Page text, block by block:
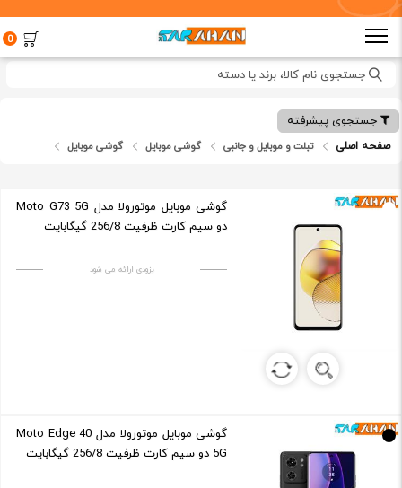
0
جستجوی نام کالا، برند یا دسته
صفحه اصلی تبلت و موبایل و جانبی گوشی موبایل گوشی موبایل
گوشی موبایل موتورولا مدل Moto G73 5G
دو سیم کارت ظرفیت 256/8 گیگابایت
بزودی ارائه می شود
گوشی موبایل موتورولا مدل Moto Edge 40
5G دو سیم کارت ظرفیت 256/8 گیگابایت